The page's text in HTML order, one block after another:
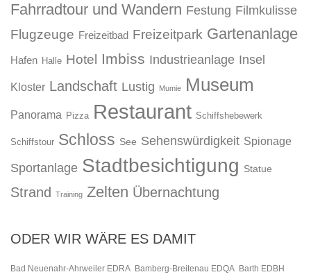
Fahrradtour und Wandern Festung Filmkulisse
Flugzeuge Freizeitbad Freizeitpark Gartenanlage
Hafen Halle Hotel Imbiss Industrieanlage Insel
Kloster Landschaft Lustig Mumie Museum
Panorama Pizza Restaurant Schiffshebewerk
Schiffstour Schloss See Sehenswürdigkeit Spionage
Sportanlage Stadtbesichtigung Statue
Strand Training Zelten Übernachtung
ODER WIR WÄRE ES DAMIT
Bad Neuenahr-Ahrweiler EDRA Bamberg-Breitenau EDQA Barth EDBH